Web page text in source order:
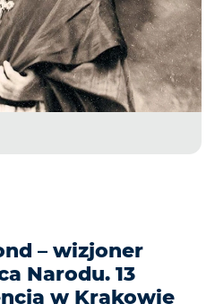
– wizjoner
Narodu. 13
w Krakowie